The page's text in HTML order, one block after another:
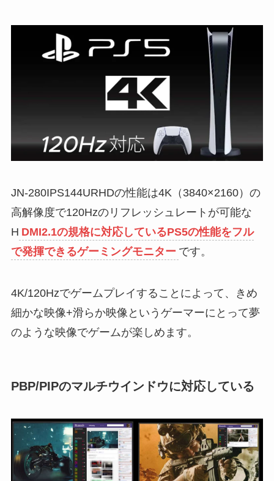
JN-280IPS144URHDの性能は4K（3840×2160）の
高解像度で120Hzのリフレッシュレートが可能な
H DMI2.1の規格に対応しているPS5の性能をフル
で発揮できるゲーミングモニター です。
4K/120Hzでゲームプレイすることによって、きめ
細かな映像+滑らか映像というゲーマーにとって夢
のような映像でゲームが楽しめます。
PBP/PIPのマルチウインドウに対応している